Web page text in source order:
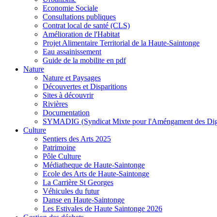
Economie Sociale
Consultations publiques
Contrat local de santé (CLS)
Amélioration de l'Habitat
Projet Alimentaire Territorial de la Haute-Saintonge
Eau assainissement
Guide de la mobilite en pdf
Nature
Nature et Paysages
Découvertes et Disparitions
Sites à découvrir
Rivières
Documentation
SYMADIG (Syndicat Mixte pour l'Améngament des
Culture
Sentiers des Arts 2025
Patrimoine
Pôle Culture
Médiatheque de Haute-Saintonge
Ecole des Arts de Haute-Saintonge
La Carrière St Georges
Véhicules du futur
Danse en Haute-Saintonge
Les Estivales de Haute Saintonge 2026